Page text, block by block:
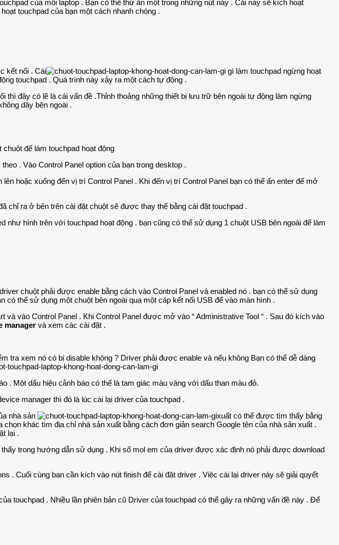
của mỗi laptop . Bạn có thể thử ấn một trong những nút này . Cái này sẽ kích hoạt
touchpad của bạn một cách nhanh chóng .
kết nối . Cái
gì làm touchpad ngừng hoạt
touchpad . Quá trình này xảy ra một cách tự động .
đây có lẽ là cái vấn đề .Thỉnh thoảng những thiết bị lưu trữ bên ngoài tự động làm ngừng
dây bên ngoài .
để làm touchpad hoạt động
. Vào Control Panel option của bạn trong desktop .
hoặc xuống đến vị trí Control Panel . Khi đến vị trí Control Panel bạn có thể ấn enter để mở
chỉ ra ở bên trên cài đặt chuột sẽ được thay thế bằng cài đặt touchpad .
hình trên với touchpad hoạt động . bạn cũng có thể sử dụng 1 chuột USB bên ngoài để làm
chuột phải được enable bằng cách vào Control Panel và enabled nó . bạn có thể sử dụng
thể sử dụng một chuột bên ngoài qua một cáp kết nối USB để vào màn hình .
vào Control Panel . Khi Control Panel được mở vào “ Administrative Tool “ . Sau đó kích vào
manager và xem các cài đặt .
xem nó có bị disable không ? Driver phải được enable và nếu không Bạn có thể dễ dàng
. Một dấu hiệu cảnh báo có thể là tam giác màu vàng với dấu than màu đỏ.
manager thì đó là lúc cài lại driver của touchpad .
nhà sản
xuất có thể được tìm thấy bằng
khác tìm địa chỉ nhà sản xuất bằng cách đơn giản search Google tên của nhà sản xuất .
lại .
trong hướng dẫn sử dụng . Khi số mol em của driver được xác định nó phải được download
. Cuối cùng bạn cần kích vào nút finish để cài đặt driver . Việc cài lại driver này sẽ giải quyết
touchpad . Nhiều lần phiên bản cũ Driver của touchpad có thể gây ra những vấn đề này . Để